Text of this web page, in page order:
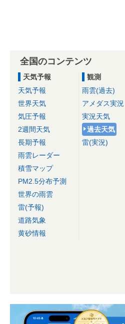
全国のコンテンツ
天気予報
天気予報
世界天気
気圧予報
2週間天気
長期予報
雨雲レーダー
積雪マップ
PM2.5分布予測
世界の雨雲
雷(予報)
道路気象
黄砂情報
観測
雨雲(過去)
アメダス実況
実況天気
過去天気
雷(実況)